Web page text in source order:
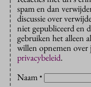
spam en dan
discussie over
niet gepubliceerd en
gebruiken het alleen
willen opnemen over
privacybeleid.
Naam *